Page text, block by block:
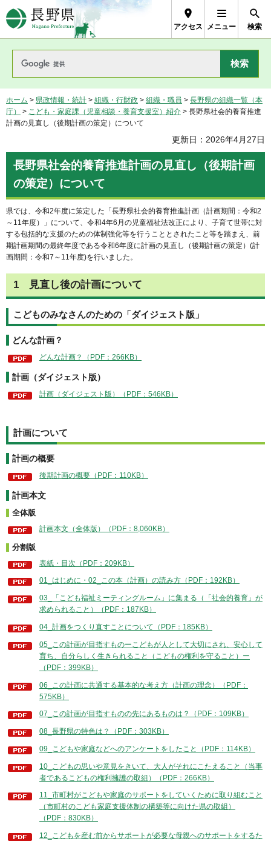
長野県Nagano Prefecture
アクセス メニュー 検索
ホーム > 県政情報・統計 > 組織・行財政 > 組織・職員 > 長野県の組織一覧（本
庁）
> こども・家庭課（児童相談・養育支援室）紹介 > 長野県社会的養育推進
計画の見直し（後期計画の策定）について
更新日：2026年4月27日
長野県社会的養育推進計画の見直し（後期計画
の策定）について
県では、令和2年度に策定した「長野県社会的養育推進計画（計画期間：令和2
～11年度）」について、令和4年6月の児童福祉法改正により、子育て世帯に対
する包括的な支援のための体制強化等を行うこととされたこと等を踏まえ、前
期計画期間の最終年度である令和6年度に計画の見直し（後期計画の策定）(計
画期間：令和7～11年度)を行いました。
1 見直し後の計画について
こどものみなさんのための「ダイジェスト版」
どんな計画？
どんな計画？（PDF：266KB）
計画（ダイジェスト版）
計画（ダイジェスト版）（PDF：546KB）
計画について
計画の概要
後期計画の概要（PDF：110KB）
計画本文
全体版
計画本文（全体版）（PDF：8,060KB）
分割版
表紙・目次（PDF：209KB）
01_はじめに・02_この本（計画）の読み方（PDF：192KB）
03_「こども福祉ミーティングルーム」に集まる（「社会的養育」が
求められること）（PDF：187KB）
04_計画をつくり直すことについて（PDF：185KB）
05_この計画が目指すものーこどもが人として大切にされ、安心して
育ち、自分らしく生きられること（こどもの権利を守ること）ー
（PDF：399KB）
06_この計画に共通する基本的な考え方（計画の理念）（PDF：
575KB）
07_この計画が目指すものの先にあるものは？（PDF：109KB）
08_長野県の特色は？（PDF：303KB）
09_こどもや家庭などへのアンケートをしたこと（PDF：114KB）
10_こどもの思いや意見をきいて、大人がそれにこたえること（当事
者であるこどもの権利擁護の取組）（PDF：266KB）
11_市町村がこどもや家庭のサポートをしていくために取り組むこと
（市町村のこども家庭支援体制の構築等に向けた県の取組）
（PDF：830KB）
12_こどもを産む前からサポートが必要な母親へのサポートをするた